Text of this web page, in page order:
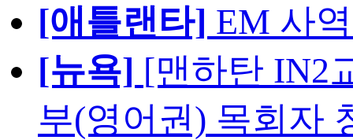
[애틀랜타] EM 사
[뉴욕] [맨하탄 IN2
부(영어권) 목회자